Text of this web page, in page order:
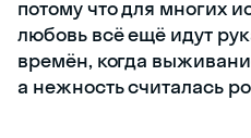
потому что для многих
любовь всё ещё идут
времён, когда
а нежность считалась